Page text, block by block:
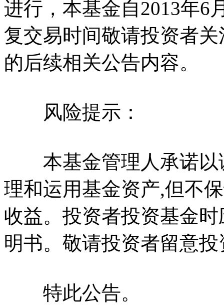
进行，本基金自2013年6
复交易时间敬请投资者
的后续相关公告内容。
风险提示：
本基金管理人承诺以
理和运用基金资产,但不
收益。投资者投资基金
明书。敬请投资者留意
特此公告。